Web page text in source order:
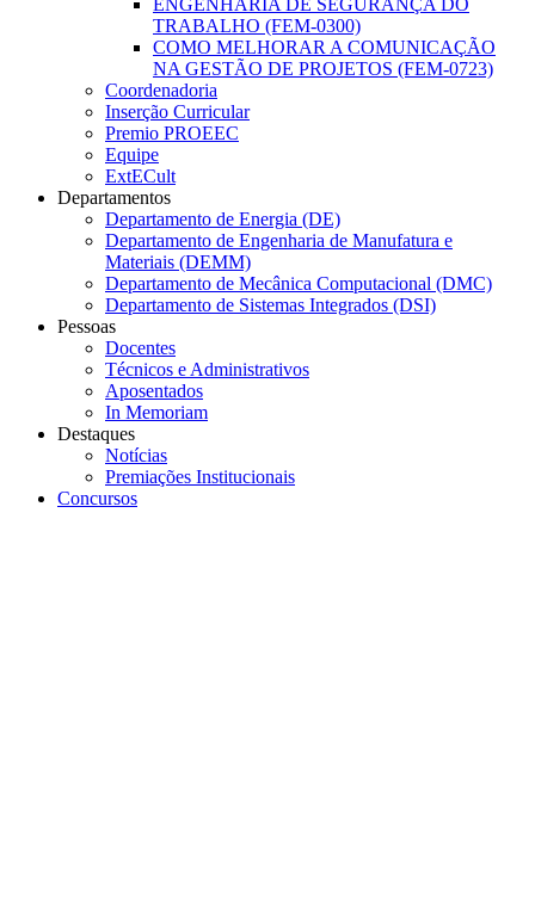
ENGENHARIA DE SEGURANÇA DO
TRABALHO (FEM-0300)
COMO MELHORAR A COMUNICAÇÃO
NA GESTÃO DE PROJETOS (FEM-0723)
Coordenadoria
Inserção Curricular
Premio PROEEC
Equipe
ExtECult
Departamentos
Departamento de Energia (DE)
Departamento de Engenharia de Manufatura e
Materiais (DEMM)
Departamento de Mecânica Computacional (DMC)
Departamento de Sistemas Integrados (DSI)
Pessoas
Docentes
Técnicos e Administrativos
Aposentados
In Memoriam
Destaques
Notícias
Premiações Institucionais
Concursos